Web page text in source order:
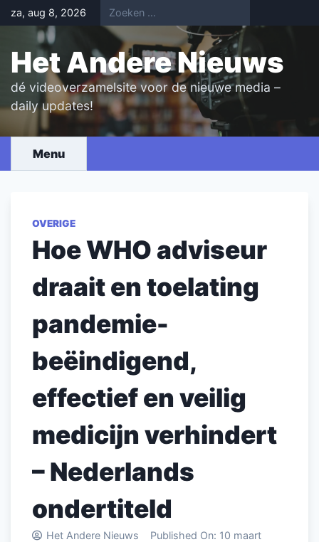
Skip
to
content
za, aug 8, 2026
Het Andere Nieuws
dé videoverzamelsite voor de nieuwe media –
daily updates!
Menu
OVERIGE
Hoe WHO adviseur
draait en toelating
pandemie-
beëindigend,
effectief en veilig
medicijn verhindert
– Nederlands
ondertiteld
Het Andere Nieuws Published On: 10 maart